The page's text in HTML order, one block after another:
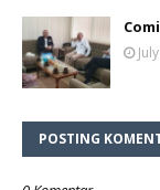
POSTING